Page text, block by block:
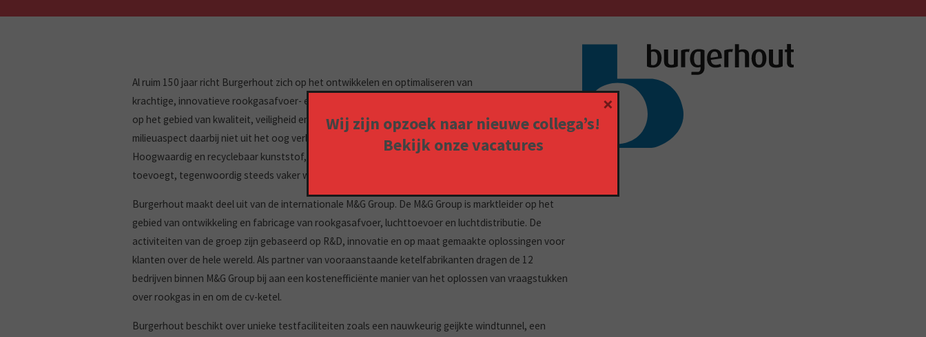
Al ruim 150 jaar richt Burgerhout zich op het ontwikkelen en optimaliseren van
krachtige, innovatieve rookgasafvoer- en luchtdistributie oplossingen. Al deze kennis en ervaring
op het gebied van kwaliteit, veiligheid en installatie- gemak zit verweven in de producten. Dat het
milieuaspect daarbij niet uit het oog verloren wordt is bij Burgerhout vanzelfsprekend.
Hoogwaardig en recyclebaar kunststof, waaraan Burgerhout een aantal unieke eigenschappen
toevoegt, tegenwoordig steeds vaker worden toegepast.
Burgerhout maakt deel uit van de internationale M&G Group. De M&G Group is marktleider op het
gebied van ontwikkeling en fabricage van rookgasafvoer, luchttoevoer en luchtdistributie. De
activiteiten van de groep zijn gebaseerd op R&D, innovatie en op maat gemaakte oplossingen voor
klanten over de hele wereld. Als partner van vooraanstaande ketelfabrikanten dragen de 12
bedrijven binnen M&G Group bij aan een kostenefficiënte manier van het oplossen van vraagstukken
over rookgas in en om de cv-ketel.
Burgerhout beschikt over unieke testfaciliteiten zoals een nauwkeurig geijkte windtunnel, een
Wij zijn opzoek naar nieuwe collega’s!
Bekijk onzevacatures
×